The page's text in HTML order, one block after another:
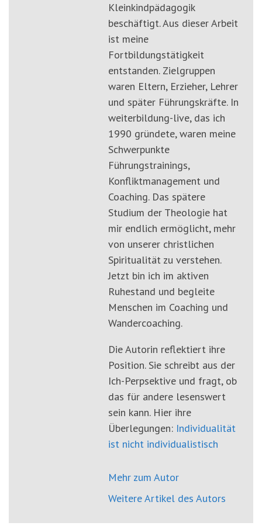
Kleinkindpädagogik
beschäftigt. Aus dieser Arbeit
ist meine
Fortbildungstätigkeit
entstanden. Zielgruppen
waren Eltern, Erzieher, Lehrer
und später Führungskräfte. In
weiterbildung-live, das ich
1990 gründete, waren meine
Schwerpunkte
Führungstrainings,
Konfliktmanagement und
Coaching. Das spätere
Studium der Theologie hat
mir endlich ermöglicht, mehr
von unserer christlichen
Spiritualität zu verstehen.
Jetzt bin ich im aktiven
Ruhestand und begleite
Menschen im Coaching und
Wandercoaching.
Die Autorin reflektiert ihre
Position. Sie schreibt aus der
Ich-Perpsektive und fragt, ob
das für andere lesenswert
sein kann. Hier ihre
Überlegungen: Individualität
ist nicht individualistisch
Mehr zum Autor
Weitere Artikel des Autors